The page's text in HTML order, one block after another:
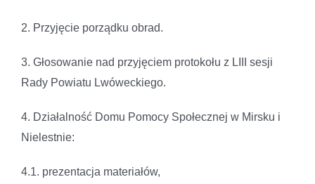
2. Przyjęcie porządku obrad.
3. Głosowanie nad przyjęciem protokołu z LIII sesji
Rady Powiatu Lwóweckiego.
4. Działalność Domu Pomocy Społecznej w Mirsku i
Nielestnie:
4.1. prezentacja materiałów,